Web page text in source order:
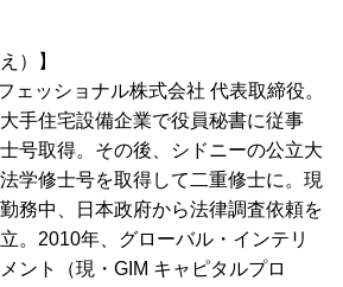
）】
ェッショナル株式会社 代表取締役。
手住宅設備企業で役員秘書に従事
号取得。その後、シドニーの公立大
学修士号を取得して二重修士に。現
務中、日本政府から法律調査依頼を
。2010年、グローバル・インテリ
ント（現・GIM キャピタルプロ